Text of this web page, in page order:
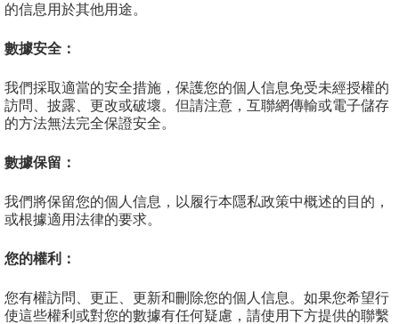
的信息用於其他用途。
數據安全：
我們採取適當的安全措施，保護您的個人信息免受未經授權的
訪問、披露、更改或破壞。但請注意，互聯網傳輸或電子儲存
的方法無法完全保證安全。
數據保留：
我們將保留您的個人信息，以履行本隱私政策中概述的目的，
或根據適用法律的要求。
您的權利：
您有權訪問、更正、更新和刪除您的個人信息。如果您希望行
使這些權利或對您的數據有任何疑慮，請使用下方提供的聯繫